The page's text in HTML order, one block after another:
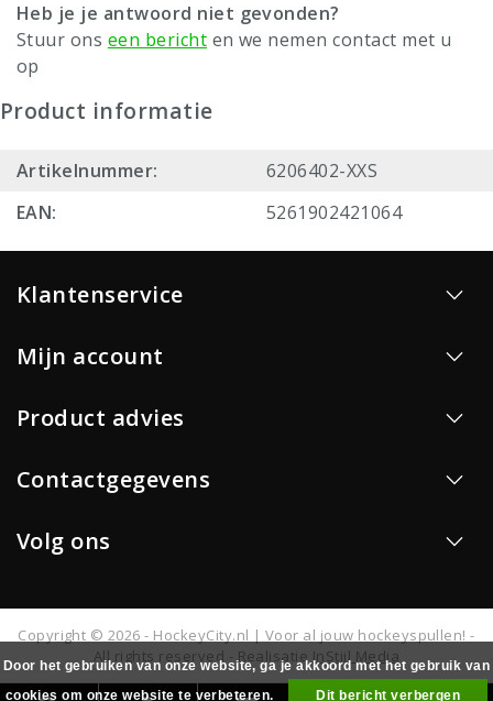
Heb je je antwoord niet gevonden?
Stuur ons een bericht en we nemen contact met u
op
Product informatie
Artikelnummer:
6206402-XXS
EAN:
5261902421064
Klantenservice
Mijn account
Product advies
Contactgegevens
Volg ons
Copyright © 2026 - HockeyCity.nl | Voor al jouw hockeyspullen! -
All rights reserved - Realisatie InStijl Media
Door het gebruiken van onze website, ga je akkoord met het gebruik van
cookies om onze website te verbeteren.
Dit bericht verbergen